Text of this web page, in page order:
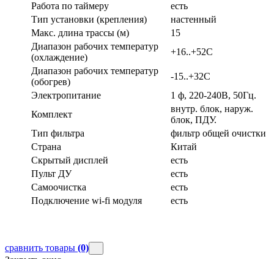
Работа по таймеру
есть
Тип установки (крепления)
настенный
Макс. длина трассы (м)
15
Диапазон рабочих температур
(охлаждение)
+16..+52C
Диапазон рабочих температур
(обогрев)
-15..+32С
Электропитание
1 ф, 220-240В, 50Гц.
Комплект
внутр. блок, наруж.
блок, ПДУ.
Тип фильтра
фильтр общей очистки
Страна
Китай
Скрытый дисплей
есть
Пульт ДУ
есть
Самоочистка
есть
Подключение wi-fi модуля
есть
сравнить товары (0)